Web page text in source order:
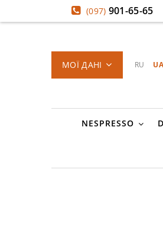
(097) 901-65-65
МОЇ ДАНІ RU UA
NESPRESSO